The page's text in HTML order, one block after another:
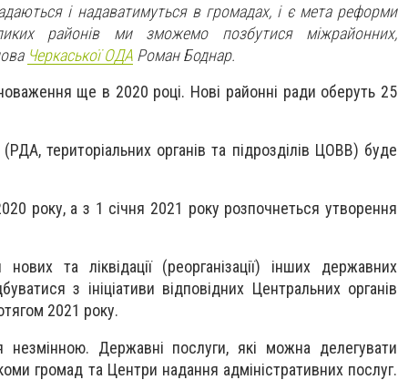
і надаватимуться в громадах, і є мета реформи
районів ми зможемо позбутися міжрайонних,
Черкаської ОДА Роман Боднар.
ще в 2020 році. Нові районні ради оберуть 25
(РДА, територіальних органів та підрозділів ЦОВВ) буде
року, а з 1 січня 2021 року розпочнеться утворення
та ліквідації (реорганізації) інших державних
з ініціативи відповідних Центральних органів
2021 року.
незмінною. Державні послуги, які можна делегувати
громад та Центри надання адміністративних послуг.